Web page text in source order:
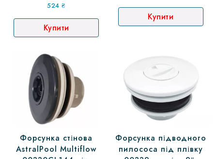
524₴
Купити
Купити
Форсунка стінова
AstralPool Multiflow
Форсунка підводного
пилососа під плівку